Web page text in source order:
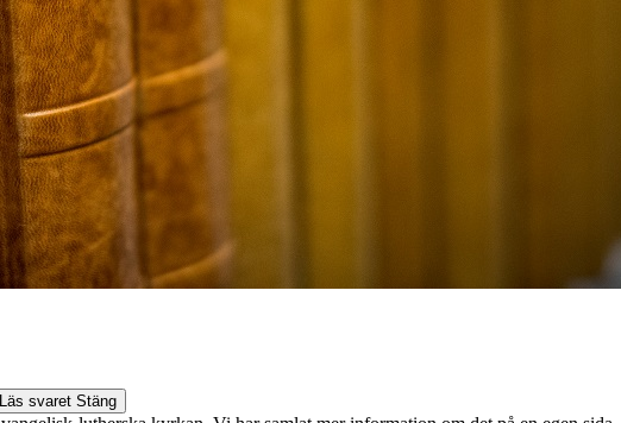
Läs svaret Stäng